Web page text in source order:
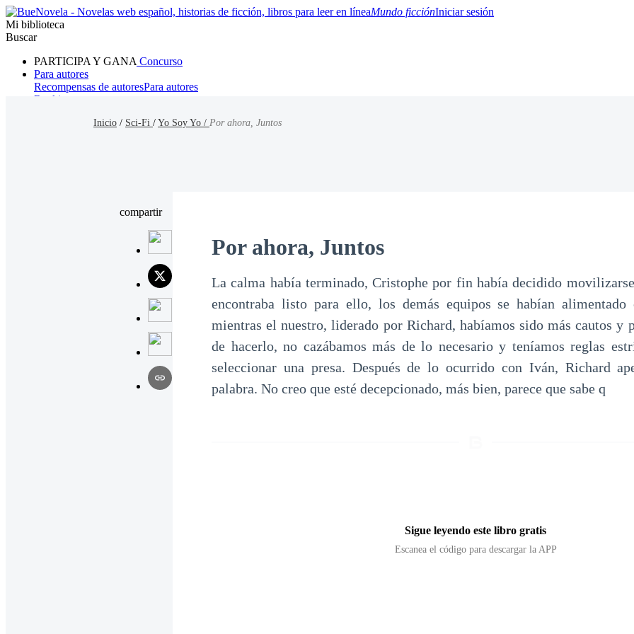
Mundo ficciónIniciar sesión
Mi biblioteca
Buscar
PARTICIPA Y GANA Concurso
Para autores
Recompensas de autoresPara autores
Ranking
Inicio / Sci-Fi / Yo Soy Yo / Por ahora, Juntos
compartir
Por ahora, Juntos
La calma había terminado, Cristophe por fin había decidido
encontraba listo para ello, los demás equipos se habían alimentado
mientras el nuestro, liderado por Richard, habíamos sido más cautos y
de hacerlo, no cazábamos más de lo necesario y teníamos reglas
seleccionar una presa. Después de lo ocurrido con Iván, Richard
palabra. No creo que esté decepcionado, más bien, parece que sabe q
Sigue leyendo este libro gratis
Escanea el código para descargar la APP